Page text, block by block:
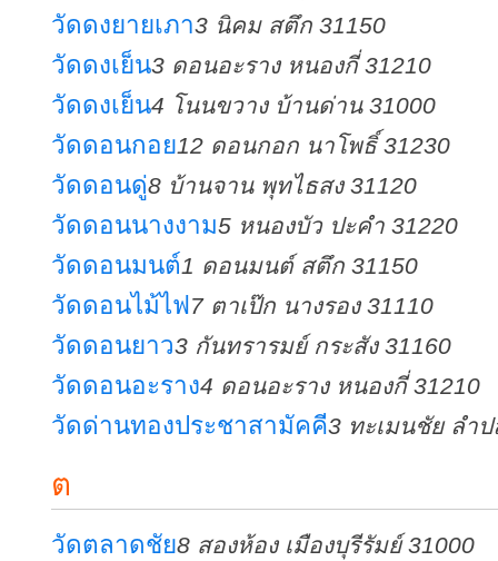
วัดดงยายเภา3 นิคม สตึก 31150
วัดดงเย็น3 ดอนอะราง หนองกี่ 31210
วัดดงเย็น4 โนนขวาง บ้านด่าน 31000
วัดดอนกอย12 ดอนกอก นาโพธิ์ 31230
วัดดอนดู่8 บ้านจาน พุทไธสง 31120
วัดดอนนางงาม5 หนองบัว ปะคำ 31220
วัดดอนมนต์1 ดอนมนต์ สตึก 31150
วัดดอนไม้ไฟ 7 ตาเป๊ก นางรอง 31110
วัดดอนยาว3 กันทรารมย์ กระสัง 31160
วัดดอนอะราง4 ดอนอะราง หนองกี่ 31210
วัดด่านทองประชาสามัคคี3 ทะเมนชัย ลำ
ต
วัดตลาดชัย8 สองห้อง เมืองบุรีรัมย์ 31000